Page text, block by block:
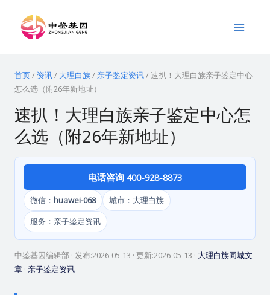
Menu
首页/ 资讯/ 大理白族/ 亲子鉴定资讯/速扒！大理白族亲子鉴定中心
怎么选（附26年新地址）
速扒！大理白族亲子鉴定中心怎
么选（附26年新地址）
电话咨询 400-928-8873
微信： huawei-068
城市：大理白族
服务：亲子鉴定资讯
中鉴基因编辑部 · 发布:2026-05-13 · 更新:2026-05-13 · 大理白族同城文
章· 亲子鉴定资讯